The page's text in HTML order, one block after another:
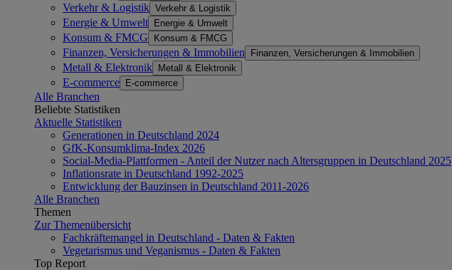
Verkehr & Logistik Verkehr & Logistik
Energie & Umwelt Energie & Umwelt
Konsum & FMCG Konsum & FMCG
Finanzen, Versicherungen & Immobilien Finanzen, Versicherungen & Immobilien
Metall & Elektronik Metall & Elektronik
E-commerce E-commerce
Alle Branchen
Beliebte Statistiken
Aktuelle Statistiken
Generationen in Deutschland 2024
GfK-Konsumklima-Index 2026
Social-Media-Plattformen - Anteil der Nutzer nach Altersgruppen in Deutschland 2025
Inflationsrate in Deutschland 1992-2025
Entwicklung der Bauzinsen in Deutschland 2011-2026
Alle Branchen
Themen
Zur Themenübersicht
Fachkräftemangel in Deutschland - Daten & Fakten
Vegetarismus und Veganismus - Daten & Fakten
Top Report